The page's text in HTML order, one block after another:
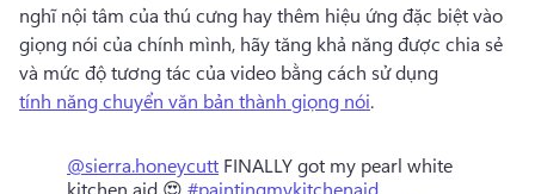
nghĩ nội tâm của thú cưng hay thêm hiệu ứng đặc biệt vào
giọng nói của chính mình, hãy tăng khả năng được chia sẻ
và mức độ tương tác của video bằng cách sử dụng
tính năng chuyển văn bản thành giọng nói.
@sierra.honeycutt FINALLY got my pearl white
kitchen aid 😍 #paintingmykitchenaid